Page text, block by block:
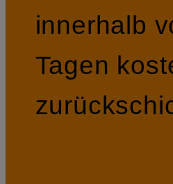
innerhalb
Tagen